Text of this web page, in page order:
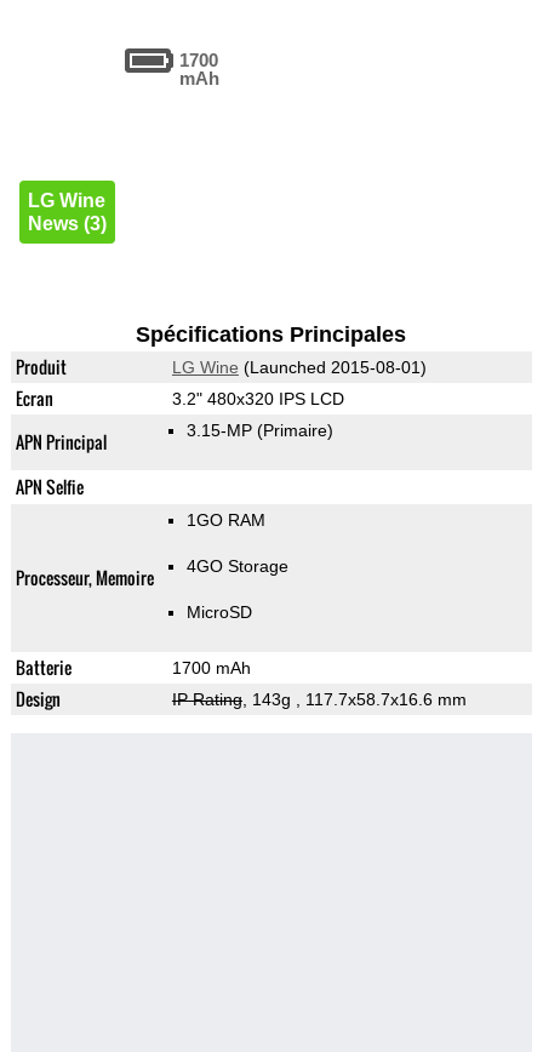
1700
mAh
LG Wine
News (3)
Spécifications Principales
Produit LG Wine (Launched 2015-08-01)
Ecran 3.2" 480x320 IPS LCD
APN Principal 3.15-MP (Primaire)
APN Selfie
Processeur, Memoire
1GO RAM
4GO Storage
MicroSD
Batterie 1700 mAh
Design IP Rating, 143g , 117.7x58.7x16.6 mm